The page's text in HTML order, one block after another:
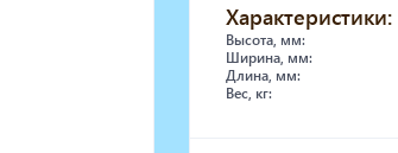
Характеристики:
Высота, мм:
Ширина, мм:
Длина, мм:
Вес, кг: